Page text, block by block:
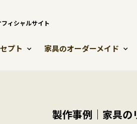
ィシャルサイト
プト 家具のオーダーメイド
製作事例｜家具の